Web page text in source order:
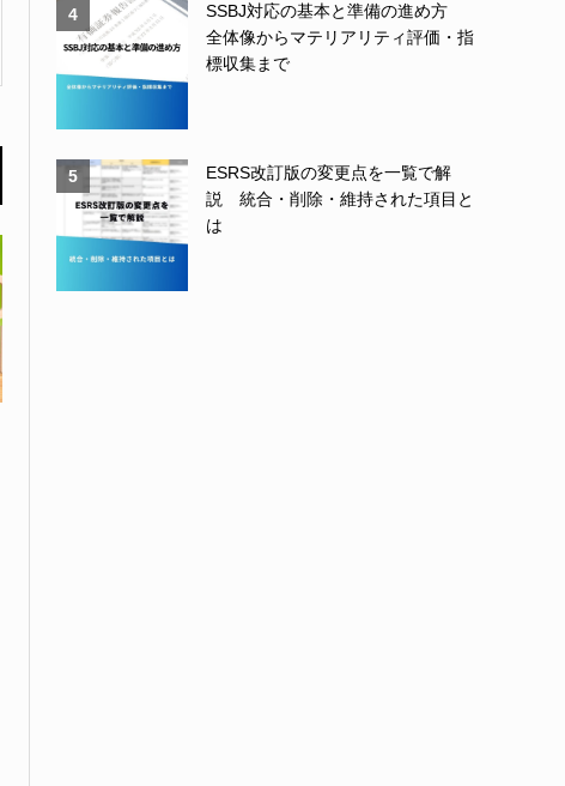
4
SSBJ対応の基本と準備の進め方
全体像からマテリアリティ評価・指
標収集まで
5
ESRS改訂版の変更点を一覧で解
説 統合・削除・維持された項目と
は